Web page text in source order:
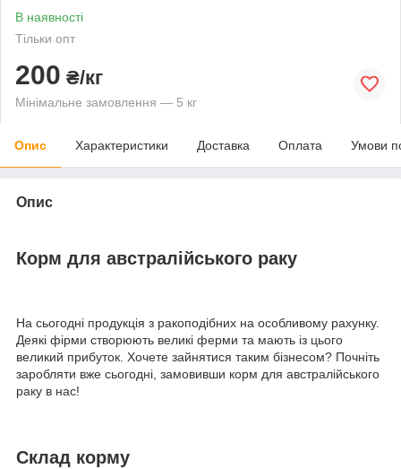
В наявності
Тільки опт
200 ₴/кг
Мінімальне замовлення — 5 кг
Опис Характеристики Доставка Оплата Умови
Опис
Корм для австралійського раку
На сьогодні продукція з ракоподібних на особливому рахунку.
Деякі фірми створюють великі ферми та мають із цього
великий прибуток. Хочете зайнятися таким бізнесом? Почніть
заробляти вже сьогодні, замовивши корм для австралійського
раку в нас!
Склад корму